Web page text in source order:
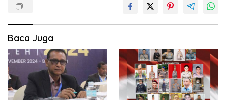
Baca Juga